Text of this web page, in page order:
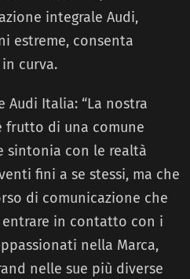
integrale Audi,
estreme, consenta
curva.
Audi Italia: “La nostra
frutto di una comune
sintonia con le realtà
fini a se stessi, ma che
di comunicazione che
in contatto con i
nella Marca,
nelle sue più diverse